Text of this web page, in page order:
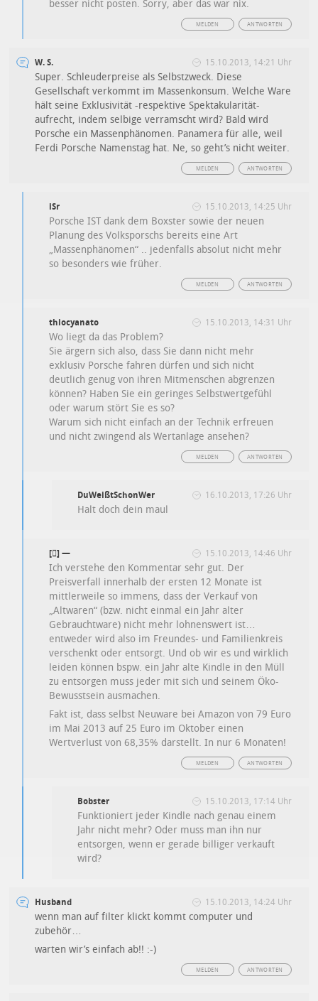
besser nicht posten. Sorry, aber das war nix.
ANTWORTEN
MELDEN
W. S. 15.10.2013, 14:21 Uhr
Super. Schleuderpreise als Selbstzweck. Diese
Gesellschaft verkommt im Massenkonsum. Welche Ware
hält seine Exklusivität -respektive Spektakularität-
aufrecht, indem selbige verramscht wird? Bald wird
Porsche ein Massenphänomen. Panamera für alle, weil
Ferdi Porsche Namenstag hat. Ne, so geht’s nicht weiter.
ANTWORTEN
MELDEN
iSr 15.10.2013, 14:25 Uhr
Porsche IST dank dem Boxster sowie der neuen
Planung des Volksporschs bereits eine Art
„Massenphänomen“ .. jedenfalls absolut nicht mehr
so besonders wie früher.
ANTWORTEN
MELDEN
thiocyanato 15.10.2013, 14:31 Uhr
Wo liegt da das Problem?
Sie ärgern sich also, dass Sie dann nicht mehr
exklusiv Porsche fahren dürfen und sich nicht
deutlich genug von ihren Mitmenschen abgrenzen
können? Haben Sie ein geringes Selbstwertgefühl
oder warum stört Sie es so?
Warum sich nicht einfach an der Technik erfreuen
und nicht zwingend als Wertanlage ansehen?
ANTWORTEN
MELDEN
DuWeißtSchonWer 16.10.2013, 17:26 Uhr
Halt doch dein maul
[] — 15.10.2013, 14:46 Uhr
Ich verstehe den Kommentar sehr gut. Der
Preisverfall innerhalb der ersten 12 Monate ist
mittlerweile so immens, dass der Verkauf von
„Altwaren“ (bzw. nicht einmal ein Jahr alter
Gebrauchtware) nicht mehr lohnenswert ist…
entweder wird also im Freundes- und Familienkreis
verschenkt oder entsorgt. Und ob wir es und wirklich
leiden können bspw. ein Jahr alte Kindle in den Müll
zu entsorgen muss jeder mit sich und seinem Öko-
Bewusstsein ausmachen.
Fakt ist, dass selbst Neuware bei Amazon von 79 Euro
im Mai 2013 auf 25 Euro im Oktober einen
Wertverlust von 68,35% darstellt. In nur 6 Monaten!
ANTWORTEN
MELDEN
Bobster 15.10.2013, 17:14 Uhr
Funktioniert jeder Kindle nach genau einem
Jahr nicht mehr? Oder muss man ihn nur
entsorgen, wenn er gerade billiger verkauft
wird?
Husband 15.10.2013, 14:24 Uhr
wenn man auf filter klickt kommt computer und
zubehör…
warten wir’s einfach ab!! :-)
ANTWORTEN
MELDEN